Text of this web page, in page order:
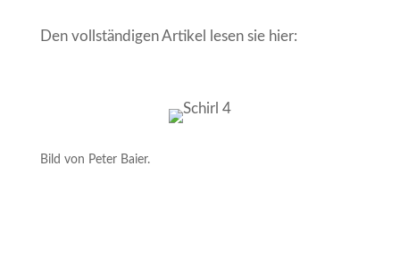
Den vollständigen Artikel lesen sie hier:
Bild von Peter Baier.